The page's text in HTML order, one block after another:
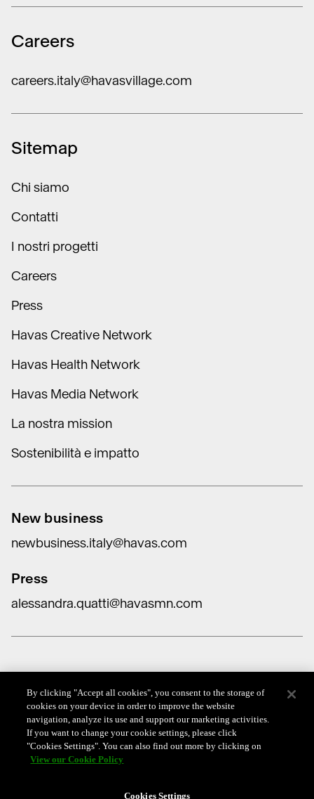
Careers
careers.italy@havasvillage.com
Sitemap
Chi siamo
Contatti
I nostri progetti
Careers
Press
Havas Creative Network
Havas Health Network
Havas Media Network
La nostra mission
Sostenibilità e impatto
New business
newbusiness.italy@havas.com
Press
alessandra.quatti@havasmn.com
Data Protection
Cookie Policy
Whistleblowing Policy
By clicking "Accept all cookies", you consent to the storage of
cookies on your device in order to improve the website
navigation, analyze its use and support our marketing activities.
If you want to change your cookie settings, please click
"Cookies Settings". You can also find out more by clicking on
View our Cookie Policy
Cookies Settings